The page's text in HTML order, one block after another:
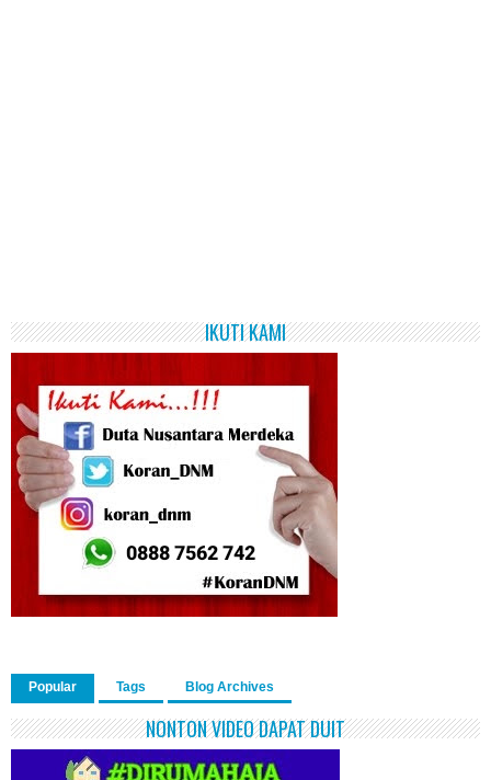
IKUTI KAMI
Popular Tags Blog Archives
NONTON VIDEO DAPAT DUIT